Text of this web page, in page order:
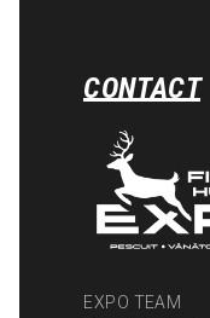
CONTACT
EXPO TEAM